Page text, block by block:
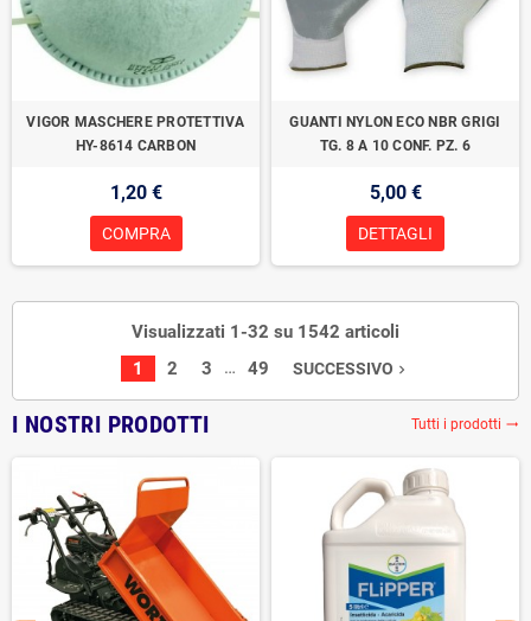
VIGOR MASCHERE PROTETTIVA
HY-8614 CARBON
1,20 €
COMPRA
GUANTI NYLON ECO NBR GRIGI
TG. 8 A 10 CONF. PZ. 6
5,00 €
DETTAGLI
Visualizzati 1-32 su 1542 articoli
1
2 3 … 49 SUCCESSIVO navigate_next
I NOSTRI PRODOTTI Tutti i prodotti trending_flat